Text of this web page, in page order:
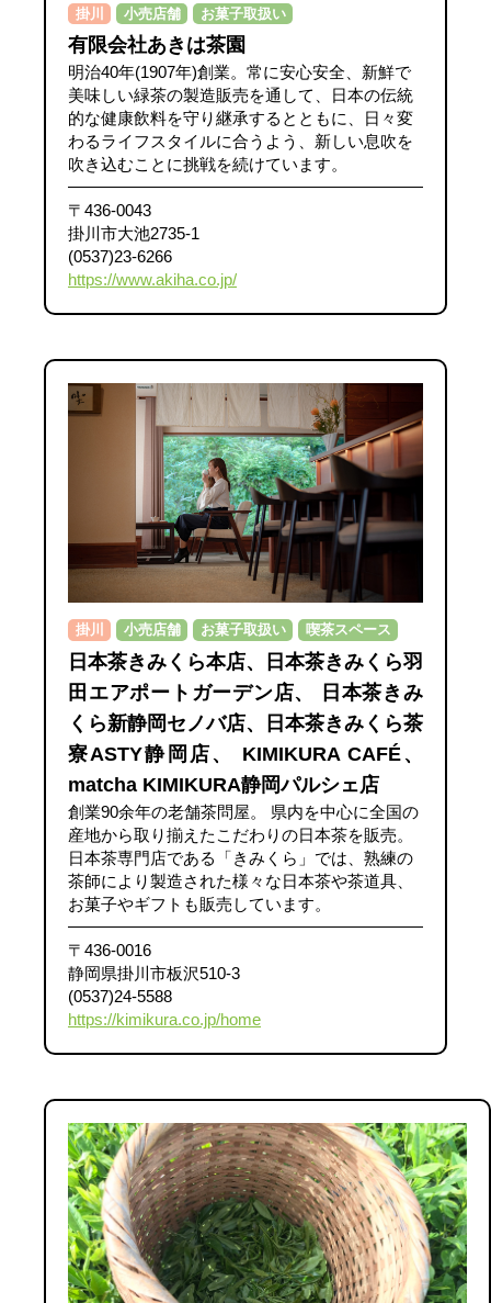
掛川 小売店舗 お菓子取扱い
有限会社あきは茶園
明治40年(1907年)創業。常に安心安全、新鮮で
美味しい緑茶の製造販売を通して、日本の伝統
的な健康飲料を守り継承するとともに、日々変
わるライフスタイルに合うよう、新しい息吹を
吹き込むことに挑戦を続けています。
〒436-0043
掛川市大池2735-1
(0537)23-6266
https://www.akiha.co.jp/
掛川 小売店舗 お菓子取扱い 喫茶スペース
日本茶きみくら本店、日本茶きみくら羽
田エアポートガーデン店、 日本茶きみ
くら新静岡セノバ店、日本茶きみくら茶
寮ASTY静岡店、 KIMIKURA CAFÉ、
matcha KIMIKURA静岡パルシェ店
創業90余年の老舗茶問屋。 県内を中心に全国の
産地から取り揃えたこだわりの日本茶を販売。
日本茶専門店である「きみくら」では、熟練の
茶師により製造された様々な日本茶や茶道具、
お菓子やギフトも販売しています。
〒436-0016
静岡県掛川市板沢510-3
(0537)24-5588
https://kimikura.co.jp/home